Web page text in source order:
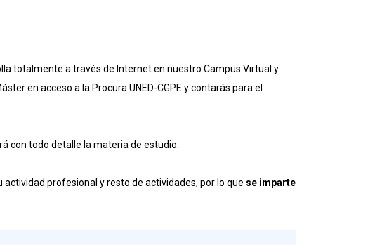
totalmente a través de Internet en nuestro Campus Virtual y
en acceso a la Procura UNED-CGPE y contarás para el
con todo detalle la materia de estudio.
profesional y resto de actividades, por lo que se imparte